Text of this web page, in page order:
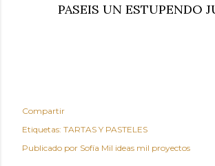
PASEIS UN ESTUPENDO
Compartir
Etiquetas: TARTAS Y PASTELES
Publicado por Sofía Mil ideas mil proyectos